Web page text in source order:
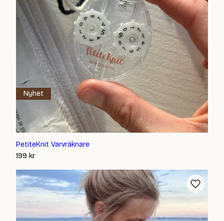
PetiteKnit Varvräknare
199 kr
Nyhet